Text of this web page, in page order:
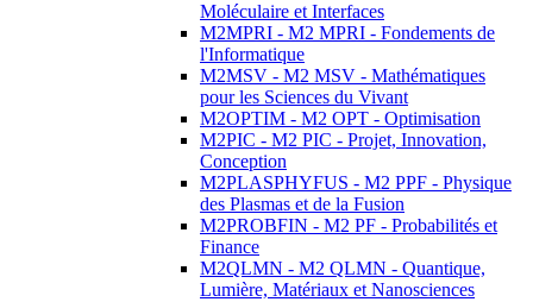
Moléculaire et Interfaces
M2MPRI - M2 MPRI - Fondements de
l'Informatique
M2MSV - M2 MSV - Mathématiques
pour les Sciences du Vivant
M2OPTIM - M2 OPT - Optimisation
M2PIC - M2 PIC - Projet, Innovation,
Conception
M2PLASPHYFUS - M2 PPF - Physique
des Plasmas et de la Fusion
M2PROBFIN - M2 PF - Probabilités et
Finance
M2QLMN - M2 QLMN - Quantique,
Lumière, Matériaux et Nanosciences